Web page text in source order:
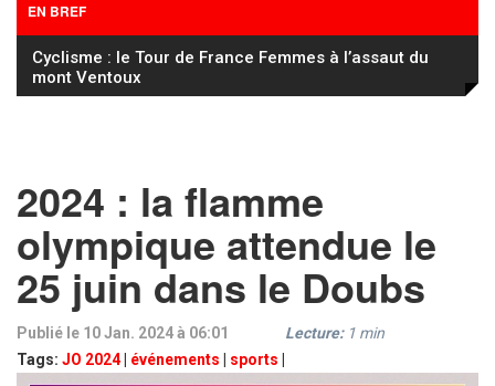
EN BREF
Cyclisme : le Tour de France Femmes à l’assaut du
mont Ventoux
2024 : la flamme
olympique attendue le
25 juin dans le Doubs
Publié le 10 Jan. 2024 à 06:01
Tags: JO 2024| événements sports
Lecture: 1 min